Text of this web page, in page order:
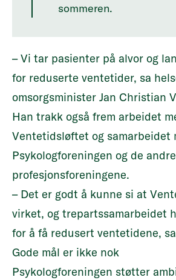
sommeren.
– Vi tar pasienter på alvor og
for reduserte ventetider, sa
omsorgsminister Jan Christian
Han trakk også frem arbeidet
Ventetidsløftet og samarbeidet
Psykologforeningen og de andre
profesjonsforeningene.
– Det er godt å kunne si at
virket, og trepartssamarbeidet
for å få redusert ventetidene,
Gode mål er ikke nok
Psykologforeningen støtter